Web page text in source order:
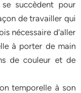
succèdent pour
de travailler qui
nécessaire d’aller
à porter de main
de couleur et de
temporelle à son